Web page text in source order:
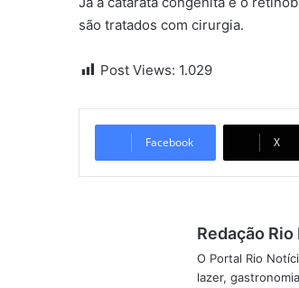
são tratados com cirurgia.
Post Views: 1.029
Facebook X
Redação
O Portal Rio
lazer,